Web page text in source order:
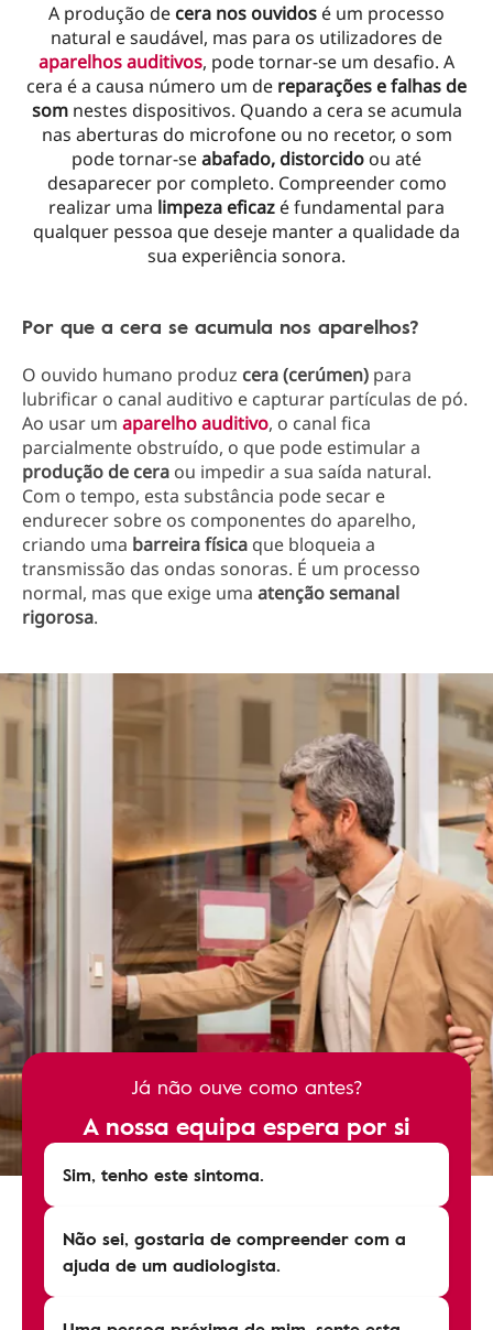
A produção de cera nos ouvidos é um processo
natural e saudável, mas para os utilizadores de
aparelhos auditivos, pode tornar-se um desafio. A
cera é a causa número um de reparações e falhas de
somnestes dispositivos. Quando a cera se acumula
nas aberturas do microfone ou no recetor, o som
pode tornar-seabafado, distorcidoou até
desaparecer por completo. Compreender como
realizar uma limpeza eficaz é fundamental para
qualquer pessoa que deseje manter a qualidade da
sua experiência sonora.
Por que a cera se acumula nos aparelhos?
O ouvido humano produz cera (cerúmen) para
lubrificar o canal auditivo e capturar partículas de pó.
Ao usar um aparelho auditivo, o canal fica
parcialmente obstruído, o que pode estimular a
produção de cera ou impedir a sua saída natural.
Com o tempo, esta substância pode secar e
endurecer sobre os componentes do aparelho,
criando uma barreira física que bloqueia a
transmissão das ondas sonoras. É um processo
normal, mas que exige uma atenção semanal
rigorosa.
Já não ouve como antes?
A nossa equipa espera por si
Sim, tenho este sintoma.
Não sei, gostaria de compreender com a
ajuda de um audiologista.